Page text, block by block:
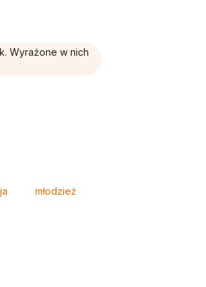
Wyrażone w nich
młodzież